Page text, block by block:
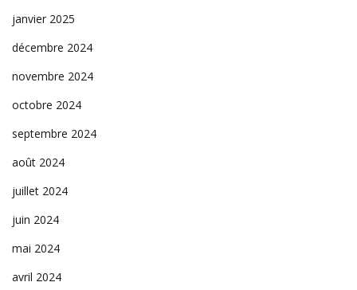
janvier 2025
décembre 2024
novembre 2024
octobre 2024
septembre 2024
août 2024
juillet 2024
juin 2024
mai 2024
avril 2024